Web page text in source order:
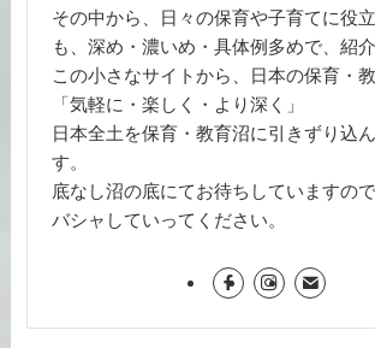
その中から、日々の保育や子育てに役
も、深め・濃いめ・具体例多めで、紹介
この小さなサイトから、日本の保育・
「気軽に・楽しく・より深く」
日本全土を保育・教育沼に引きずり込
す。
底なし沼の底にてお待ちしていますの
バシャしていってください。